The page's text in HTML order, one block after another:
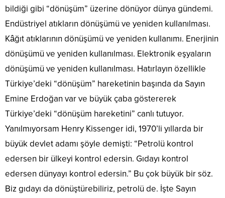
bildiği gibi “dönüşüm” üzerine dönüyor dünya gündemi.
Endüstriyel atıkların dönüşümü ve yeniden kullanılması.
Kâğıt atıklarının dönüşümü ve yeniden kullanımı. Enerjinin
dönüşümü ve yeniden kullanılması. Elektronik eşyaların
dönüşümü ve yeniden kullanılması. Hatırlayın özellikle
Türkiye’deki “dönüşüm” hareketinin başında da Sayın
Emine Erdoğan var ve büyük çaba göstererek
Türkiye’deki “dönüşüm hareketini” canlı tutuyor.
Yanılmıyorsam Henry Kissenger idi, 1970’li yıllarda bir
büyük devlet adamı şöyle demişti: “Petrolü kontrol
edersen bir ülkeyi kontrol edersin. Gıdayı kontrol
edersen dünyayı kontrol edersin.” Bu çok büyük bir söz.
Biz gıdayı da dönüştürebiliriz, petrolü de. İşte Sayın